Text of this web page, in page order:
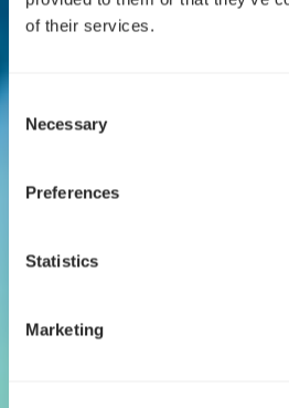
of their services.
Selection
Necessary
Preferences
Statistics
Marketing